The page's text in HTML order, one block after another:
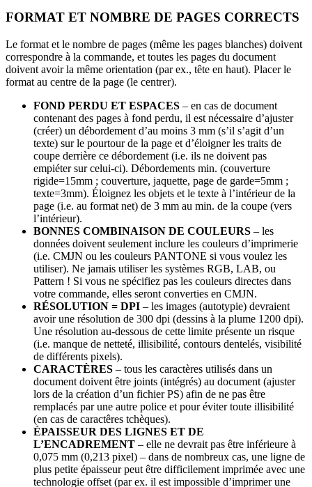
FORMAT ET NOMBRE DE PAGES CORRECTS
Le format et le nombre de pages (même les pages blanches) doivent
correspondre à la commande, et toutes les pages du document
doivent avoir la même orientation (par ex., tête en haut). Placer le
format au centre de la page (le centrer).
FOND PERDU ET ESPACES – en cas de document
contenant des pages à fond perdu, il est nécessaire d’ajuster
(créer) un débordement d’au moins 3 mm (s’il s’agit d’un
texte) sur le pourtour de la page et d’éloigner les traits de
coupe derrière ce débordement (i.e. ils ne doivent pas
empiéter sur celui-ci). Débordements min. (couverture
rigide=15mm ; couverture, jaquette, page de garde=5mm ;
texte=3mm). Éloignez les objets et le texte à l’intérieur de la
page (i.e. au format net) de 3 mm au min. de la coupe (vers
l’intérieur).
BONNES COMBINAISON DE COULEURS – les
données doivent seulement inclure les couleurs d’imprimerie
(i.e. CMJN ou les couleurs PANTONE si vous voulez les
utiliser). Ne jamais utiliser les systèmes RGB, LAB, ou
Pattern ! Si vous ne spécifiez pas les couleurs directes dans
votre commande, elles seront converties en CMJN.
RÉSOLUTION = DPI – les images (autotypie) devraient
avoir une résolution de 300 dpi (dessins à la plume 1200 dpi).
Une résolution au-dessous de cette limite présente un risque
(i.e. manque de netteté, illisibilité, contours dentelés, visibilité
de différents pixels).
CARACTÈRES – tous les caractères utilisés dans un
document doivent être joints (intégrés) au document (ajuster
lors de la création d’un fichier PS) afin de ne pas être
remplacés par une autre police et pour éviter toute illisibilité
(en cas de caractêres tchèques).
ÉPAISSEUR DES LIGNES ET DE
L’ENCADREMENT – elle ne devrait pas être inférieure à
0,075 mm (0,213 pixel) – dans de nombreux cas, une ligne de
plus petite épaisseur peut être difficilement imprimée avec une
technologie offset (par ex. il est impossible d’imprimer une